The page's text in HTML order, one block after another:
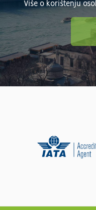
Više o korištenju